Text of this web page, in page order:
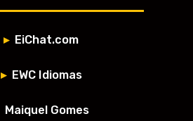
EiChat.com
EWC Idiomas
Maiquel Gomes